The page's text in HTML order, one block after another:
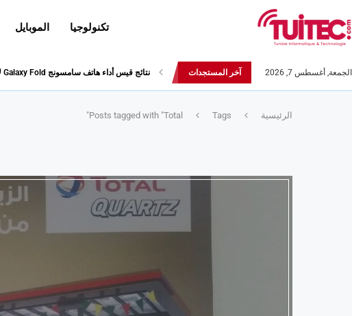
تكنولوجيا الموبايل
الجمعة, أغسطس 7, 2026 آخر المستجدات نتائج قيس أداء هاتف سامسونج Galaxy Fold لا تثير الإعجاب
أحدث إصدارات هواوي: هاتف “nova 8 SE” ينطلق رسميا مع أربع...
الرئيسية Tags
Posts tagged with "Total"